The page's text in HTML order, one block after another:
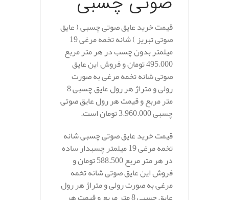
قیمت خرید عایق صوتی چسبی ( عایق
صوتی تبریز ) شانه تخمه مرغی 19
میلمتر بدون چسب در هر متر مربع
495.000 تومان و فروش این عایق
صوتی شانه تخمه مرغی به صورت
رولی و متراژ هر رول عایق چسبی 8
متر مربع و قیمت هر رول عایق صوتی
چسبی 3.960.000 تومان است.
قیمت خرید عایق صوتی چسبی شانه
تخمه مرغی 19 میلمتر چسبدار ساده
در هر متر مربع 588.500 تومان و
فروش این عایق صوتی شانه تخمه
مرغی به صورت رولی و متراژ هر رول